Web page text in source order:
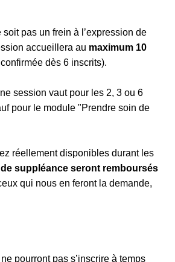
pas un frein à l’expression de
accueillera au maximum 10
dès 6 inscrits).
session vaut pour les 2, 3 ou 6
pour le module "Prendre soin de
réellement disponibles durant les
de suppléance seront remboursés
qui nous en feront la demande,
pourront pas s’inscrire à temps